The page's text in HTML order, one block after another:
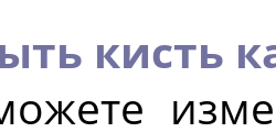
кисть